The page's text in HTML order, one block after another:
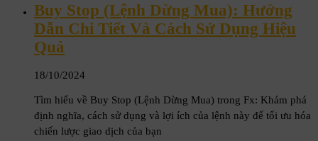
Buy Stop (Lệnh Dừng Mua): Hướng
Dẫn Chi Tiết Và Cách Sử Dụng Hiệu
Quả
18/10/2024
Tìm hiểu về Buy Stop (Lệnh Dừng Mua) trong Fx: Khám phá
định nghĩa, cách sử dụng và lợi ích của lệnh này để tối ưu hóa
chiến lược giao dịch của bạn